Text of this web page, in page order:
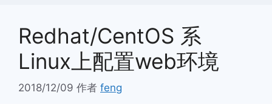
Redhat/CentOS 系
Linux上配置web环境
2018/12/09 作者 feng